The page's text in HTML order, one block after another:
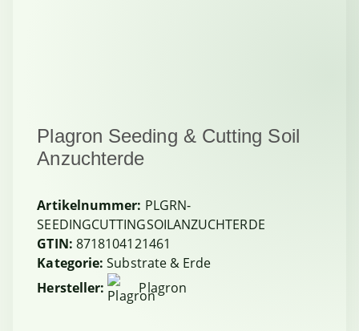
Plagron Seeding & Cutting Soil
Anzuchterde
Artikelnummer: PLGRN-
SEEDINGCUTTINGSOILANZUCHTERDE
GTIN: 8718104121461
Kategorie:Substrate & Erde
Hersteller:
Plagron